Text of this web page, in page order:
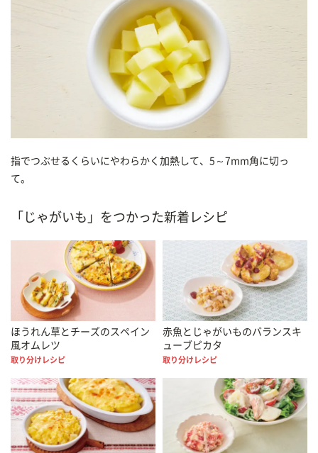
指でつぶせるくらいにやわらかく加熱して、5～7mm角に切っ
て。
「じゃがいも」をつかった新着レシピ
ほうれん草とチーズのスペイン
風オムレツ
取り分けレシピ
赤魚とじゃがいものバランスキ
ューブピカタ
取り分けレシピ